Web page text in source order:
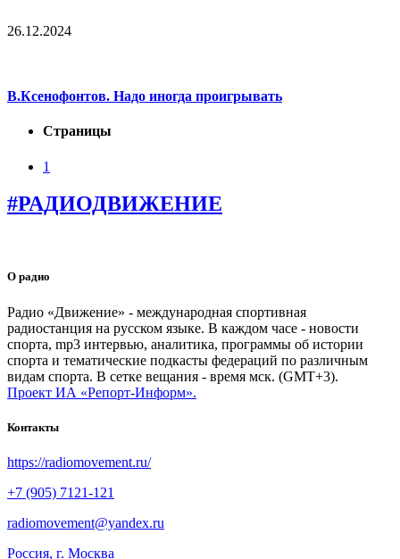
26.12.2024
В.Ксенофонтов. Надо иногда проигрывать
Страницы
1
#РАДИОДВИЖЕНИЕ
О радио
Радио «Движение» - международная спортивная
радиостанция на русском языке. В каждом часе - новости
спорта, mp3 интервью, аналитика, программы об истории
спорта и тематические подкасты федераций по различным
видам спорта. В сетке вещания - время мск. (GMT+3).
Проект ИА «Репорт-Информ».
Контакты
https://radiomovement.ru/
+7 (905) 7121-121
radiomovement@yandex.ru
Россия, г. Москва